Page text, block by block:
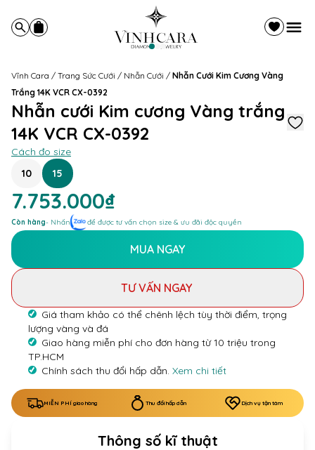
Vĩnh Cara / Trang Sức Cưới / Nhẫn Cưới / Nhẫn Cưới Kim Cương Vàng
Trắng 14K VCR CX-0392
Nhẫn cưới Kim cương Vàng trắng
14K VCR CX-0392
Cách đo size
10
15
7.753.000₫
Còn hàng- Nhấn để được tư vấn chọn size & ưu đãi độc quyền
MUA NGAY
TƯ VẤN NGAY
Giá tham khảo có thể chênh lệch tùy thời điểm, trọng
lượng vàng và đá
Giao hàng miễn phí cho đơn hàng từ 10 triệu trong
TP.HCM
Chính sách thu đổi hấp dẫn. Xem chi tiết
MIỄN PHÍ giao hàng Thu đổi hấp dẫn Dịch vụ tận tâm
Thông số kĩ thuật